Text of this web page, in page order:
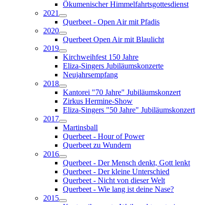
Ökumenischer Himmelfahrtsgottesdienst
2021
Querbeet - Open Air mit Pfadis
2020
Querbeet Open Air mit Blaulicht
2019
Kirchweihfest 150 Jahre
Eliza-Singers Jubiläumskonzerte
Neujahrsempfang
2018
Kantorei "70 Jahre" Jubiläumskonzert
Zirkus Hermine-Show
Eliza-Singers "50 Jahre" Jubiläumskonzert
2017
Martinsball
Querbeet - Hour of Power
Querbeet zu Wundern
2016
Querbeet - Der Mensch denkt, Gott lenkt
Querbeet - Der kleine Unterschied
Querbeet - Nicht von dieser Welt
Querbeet - Wie lang ist deine Nase?
2015